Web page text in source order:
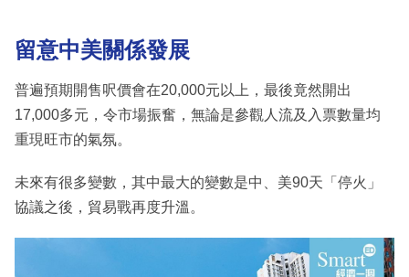
留意中美關係發展
普遍預期開售呎價會在20,000元以上，最後竟然開出
17,000多元，令市場振奮，無論是參觀人流及入票數量均
重現旺市的氣氛。
未來有很多變數，其中最大的變數是中、美90天「停火」
協議之後，貿易戰再度升溫。